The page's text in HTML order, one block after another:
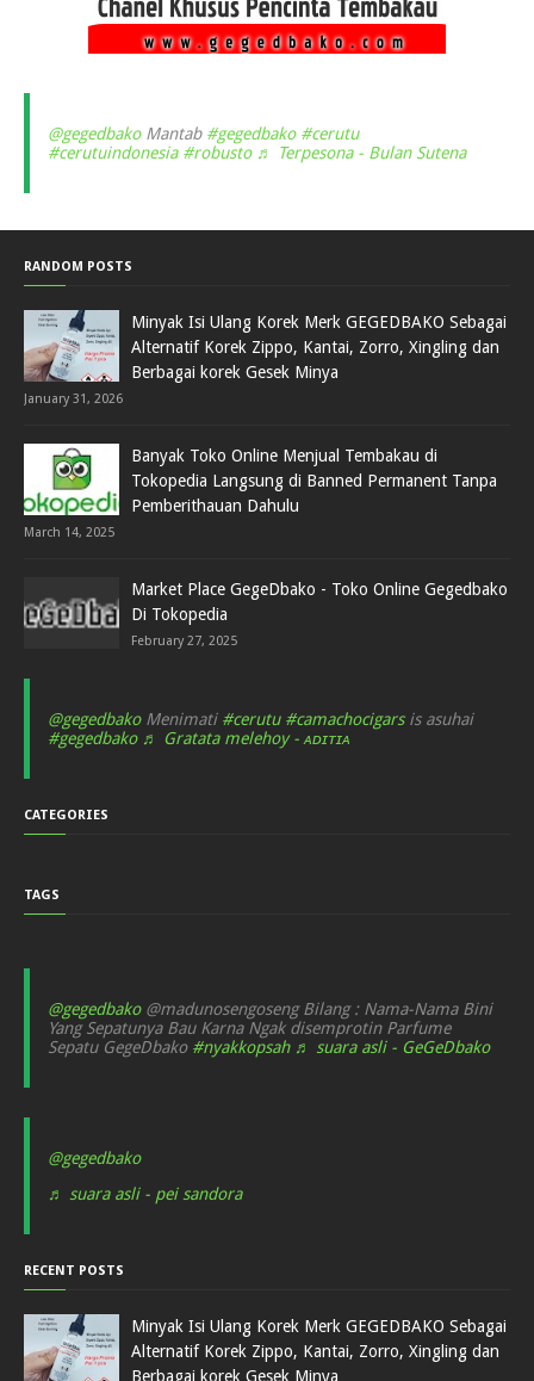
@gegedbakoMantab #gegedbako #cerutu
#cerutuindonesia #robusto ♬ Terpesona - Bulan Sutena
RANDOM POSTS
Minyak Isi Ulang Korek Merk GEGEDBAKO Sebagai
Alternatif Korek Zippo, Kantai, Zorro, Xingling dan
Berbagai korek Gesek Minya
January 31, 2026
Banyak Toko Online Menjual Tembakau di
Tokopedia Langsung di Banned Permanent Tanpa
Pemberithauan Dahulu
March 14, 2025
Market Place GegeDbako - Toko Online Gegedbako
Di Tokopedia
February 27, 2025
@gegedbakoMenimati #cerutu #camachocigarsis asuhai
#gegedbako ♬ Gratata melehoy - ᴀᴅɪᴛɪᴀ
CATEGORIES
TAGS
@gegedbako@madunosengoseng Bilang : Nama-Nama Bini
Yang Sepatunya Bau Karna Ngak disemprotin Parfume
Sepatu GegeDbako #nyakkopsah ♬ suara asli - GeGeDbako
@gegedbako
♬ suara asli - pei sandora
RECENT POSTS
Minyak Isi Ulang Korek Merk GEGEDBAKO Sebagai
Alternatif Korek Zippo, Kantai, Zorro, Xingling dan
Berbagai korek Gesek Minya